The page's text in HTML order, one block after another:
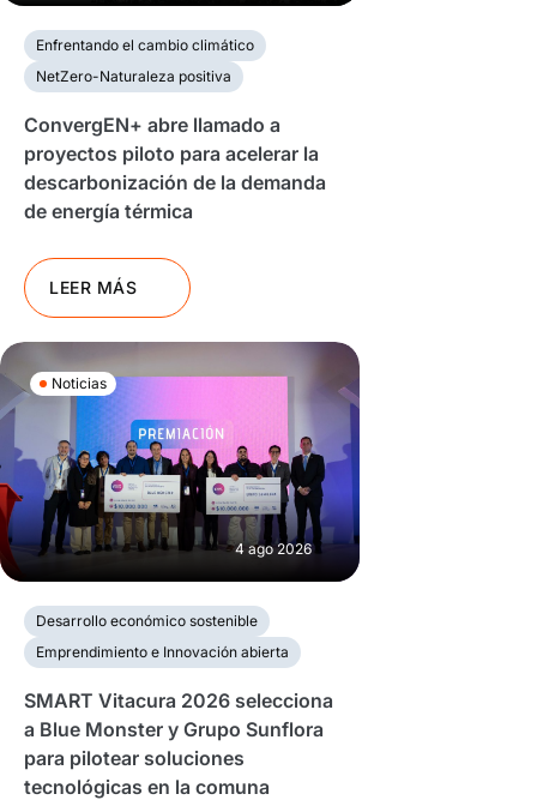
Enfrentando el cambio climático
NetZero-Naturaleza positiva
ConvergEN+ abre llamado a
proyectos piloto para acelerar la
descarbonización de la demanda
de energía térmica
LEER MÁS
Noticias
4 ago 2026
Desarrollo económico sostenible
Emprendimiento e Innovación abierta
SMART Vitacura 2026 selecciona
a Blue Monster y Grupo Sunflora
para pilotear soluciones
tecnológicas en la comuna